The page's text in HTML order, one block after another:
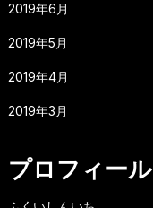
2019年6月
2019年5月
2019年4月
2019年3月
プロフィール